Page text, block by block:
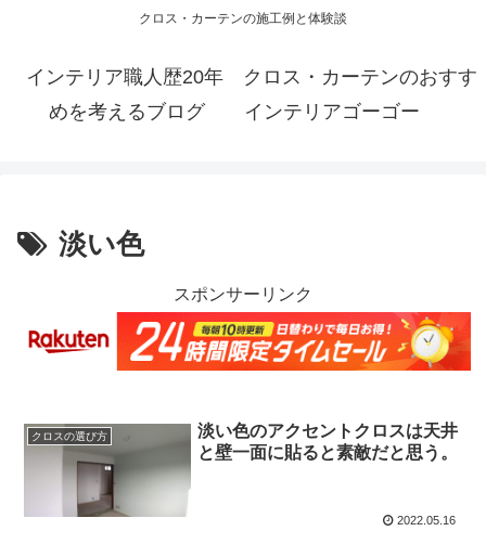
クロス・カーテンの施工例と体験談
インテリア職人歴20年 クロス・カーテンのおすす
めを考えるブログ インテリアゴーゴー
淡い色
スポンサーリンク
クロスの選び方
淡い色のアクセントクロスは天井
と壁一面に貼ると素敵だと思う。
2022.05.16